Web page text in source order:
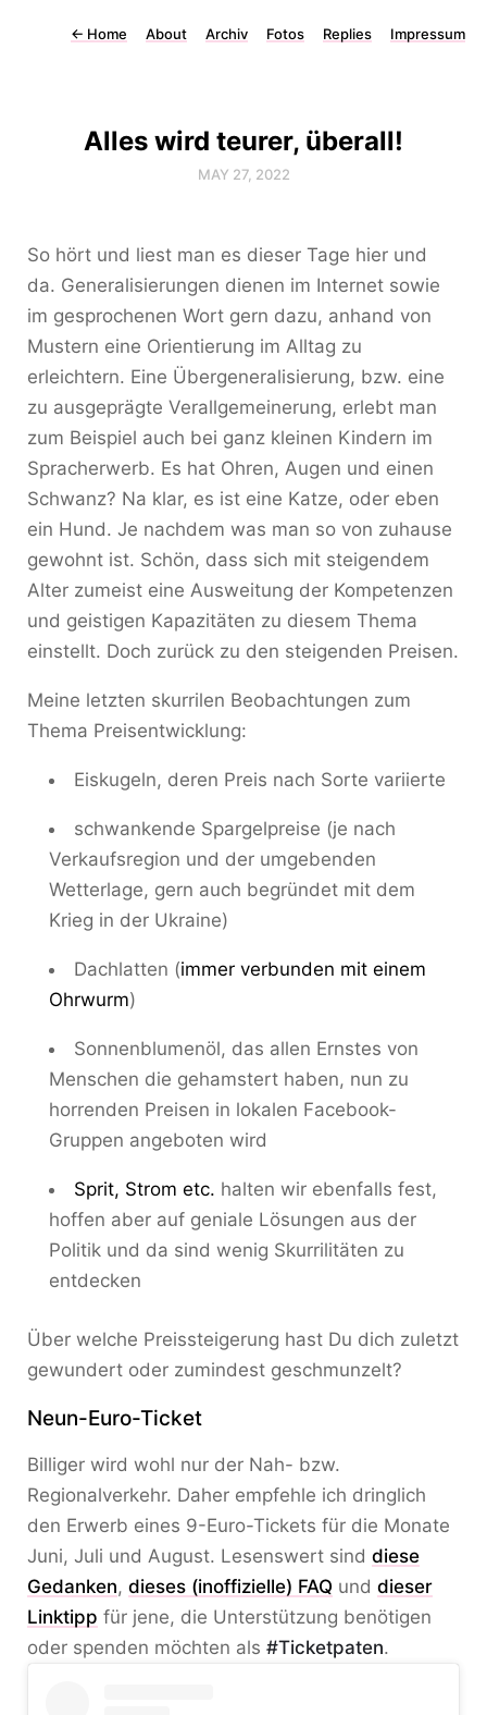
← Home About Archiv Fotos Replies Impressum
Alles wird teurer, überall!
MAY 27, 2022
So hört und liest man es dieser Tage hier und
da. Generalisierungen dienen im Internet sowie
im gesprochenen Wort gern dazu, anhand von
Mustern eine Orientierung im Alltag zu
erleichtern. Eine Übergeneralisierung, bzw. eine
zu ausgeprägte Verallgemeinerung, erlebt man
zum Beispiel auch bei ganz kleinen Kindern im
Spracherwerb. Es hat Ohren, Augen und einen
Schwanz? Na klar, es ist eine Katze, oder eben
ein Hund. Je nachdem was man so von zuhause
gewohnt ist. Schön, dass sich mit steigendem
Alter zumeist eine Ausweitung der Kompetenzen
und geistigen Kapazitäten zu diesem Thema
einstellt. Doch zurück zu den steigenden Preisen.
Meine letzten skurrilen Beobachtungen zum
Thema Preisentwicklung:
Eiskugeln, deren Preis nach Sorte variierte
schwankende Spargelpreise (je nach
Verkaufsregion und der umgebenden
Wetterlage, gern auch begründet mit dem
Krieg in der Ukraine)
Dachlatten (immer verbunden mit einem
Ohrwurm)
Sonnenblumenöl, das allen Ernstes von
Menschen die gehamstert haben, nun zu
horrenden Preisen in lokalen Facebook-
Gruppen angeboten wird
Sprit, Strom etc. halten wir ebenfalls fest,
hoffen aber auf geniale Lösungen aus der
Politik und da sind wenig Skurrilitäten zu
entdecken
Über welche Preissteigerung hast Du dich zuletzt
gewundert oder zumindest geschmunzelt?
Neun-Euro-Ticket
Billiger wird wohl nur der Nah- bzw.
Regionalverkehr. Daher empfehle ich dringlich
den Erwerb eines 9-Euro-Tickets für die Monate
Juni, Juli und August. Lesenswert sind diese
Gedanken, dieses (inoffizielle) FAQ und dieser
Linktipp für jene, die Unterstützung benötigen
oder spenden möchten als #Ticketpaten.